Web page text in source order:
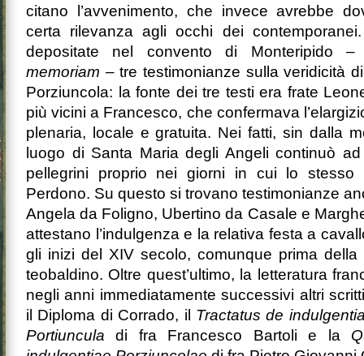
citano l’avvenimento, che invece avrebbe
certa rilevanza agli occhi dei
depositate nel convento di Monteripido
memoriam – tre testimonianze sulla veridicità
Porziuncola: la fonte dei tre testi era frate
più vicini a Francesco, che confermava
plenaria, locale e gratuita. Nei fatti, sin dalla
luogo di Santa Maria degli Angeli continuò
pellegrini proprio nei giorni in cui lo stesso
Perdono. Su questo si trovano testimonianze
Angela da Foligno, Ubertino da Casale e
attestano l’indulgenza e la relativa festa a
gli inizi del XIV secolo, comunque prima della
teobaldino. Oltre quest’ultimo, la letteratura
negli anni immediatamente successivi altri
il Diploma di Corrado, il Tractatus de
Portiuncula di fra Francesco Bartoli e la